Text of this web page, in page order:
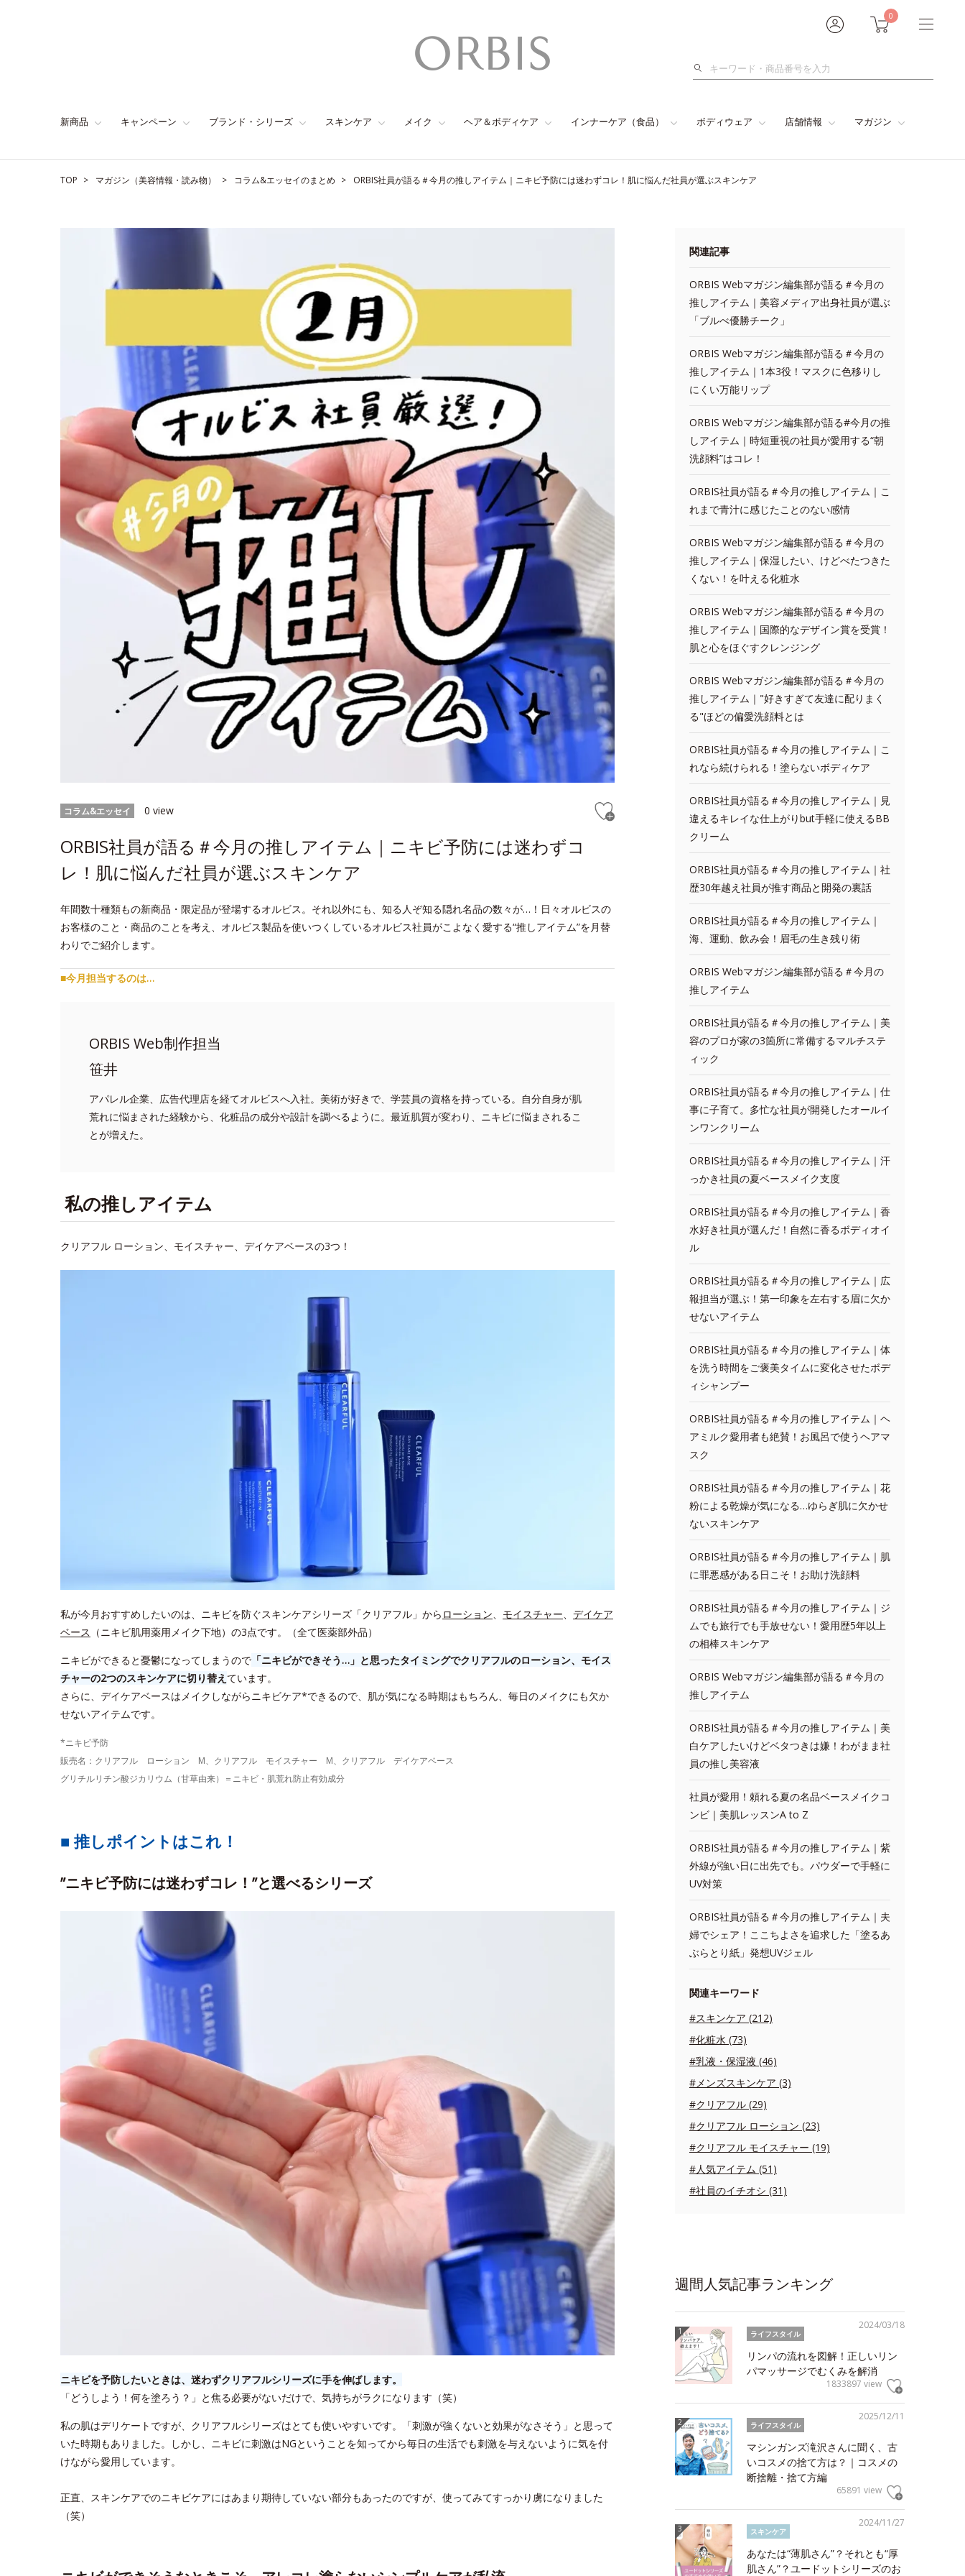
0
検
新商品 キャンペーン ブランド・シリーズ スキンケア メイク ヘア＆ボディケア インナーケア（食品） ボディウェア 店舗情報 マガジン
TOP マガジン（美容情報・読み物） コラム&エッセイのまとめ ORBIS社員が語る＃今月の推しアイテム｜ニキビ予防には迷わずコレ！肌に悩んだ社員が選ぶスキンケア
コラム&エッセイ 0 view
ORBIS社員が語る＃今月の推しアイテム｜ニキビ予防には迷わずコ
レ！肌に悩んだ社員が選ぶスキンケア
年間数十種類もの新商品・限定品が登場するオルビス。それ以外にも、知る人ぞ知る隠れ名品の数々が…！日々オルビスの
お客様のこと・商品のことを考え、オルビス製品を使いつくしているオルビス社員がこよなく愛する“推しアイテム”を月替
わりでご紹介します。
■今月担当するのは…
ORBIS Web制作担当
笹井
アパレル企業、広告代理店を経てオルビスへ入社。美術が好きで、学芸員の資格を持っている。自分自身が肌
荒れに悩まされた経験から、化粧品の成分や設計を調べるように。最近肌質が変わり、ニキビに悩まされるこ
とが増えた。
私の推しアイテム
クリアフル ローション、モイスチャー、デイケアベースの3つ！
私が今月おすすめしたいのは、ニキビを防ぐスキンケアシリーズ「クリアフル」から ローション、 モイスチャー、 デイケア
ベース （ニキビ肌用薬用メイク下地）の3点です。（全て医薬部外品）
ニキビができると憂鬱になってしまうので 「ニキビができそう…」と思ったタイミングでクリアフルのローション、モイス
チャーの2つのスキンケアに切り替え ています。
さらに、デイケアベースはメイクしながらニキビケア*できるので、肌が気になる時期はもちろん、毎日のメイクにも欠か
せないアイテムです。
*ニキビ予防
販売名：クリアフル ローション M、クリアフル モイスチャー M、クリアフル デイケアベース
グリチルリチン酸ジカリウム（甘草由来）＝ニキビ・肌荒れ防止有効成分
■ 推しポイントはこれ！
”ニキビ予防には迷わずコレ！”と選べるシリーズ
ニキビを予防したいときは、迷わずクリアフルシリーズに手を伸ばします。
「どうしよう！何を塗ろう？」と焦る必要がないだけで、気持ちがラクになります（笑）
私の肌はデリケートですが、クリアフルシリーズはとても使いやすいです。「刺激が強くないと効果がなさそう」と思って
いた時期もありました。しかし、ニキビに刺激はNGということを知ってから毎日の生活でも刺激を与えないように気を付
けながら愛用しています。
正直、スキンケアでのニキビケアにはあまり期待していない部分もあったのですが、使ってみてすっかり虜になりました
（笑）
関連記事
ORBIS Webマガジン編集部が語る＃今月の
推しアイテム｜美容メディア出身社員が選ぶ
「ブルべ優勝チーク」
ORBIS Webマガジン編集部が語る＃今月の
推しアイテム｜1本3役！マスクに色移りし
にくい万能リップ
ORBIS Webマガジン編集部が語る#今月の推
しアイテム｜時短重視の社員が愛用する“朝
洗顔料”はコレ！
ORBIS社員が語る＃今月の推しアイテム｜こ
れまで青汁に感じたことのない感情
ORBIS Webマガジン編集部が語る＃今月の
推しアイテム｜保湿したい、けどべたつきた
くない！を叶える化粧水
ORBIS Webマガジン編集部が語る＃今月の
推しアイテム｜国際的なデザイン賞を受賞！
肌と心をほぐすクレンジング
ORBIS Webマガジン編集部が語る＃今月の
推しアイテム｜"好きすぎて友達に配りまく
る"ほどの偏愛洗顔料とは
ORBIS社員が語る＃今月の推しアイテム｜こ
れなら続けられる！塗らないボディケア
ORBIS社員が語る＃今月の推しアイテム｜見
違えるキレイな仕上がりbut手軽に使えるBB
クリーム
ORBIS社員が語る＃今月の推しアイテム｜社
歴30年越え社員が推す商品と開発の裏話
ORBIS社員が語る＃今月の推しアイテム｜
海、運動、飲み会！眉毛の生き残り術
ORBIS Webマガジン編集部が語る＃今月の
推しアイテム
ORBIS社員が語る＃今月の推しアイテム｜美
容のプロが家の3箇所に常備するマルチステ
ィック
ORBIS社員が語る＃今月の推しアイテム｜仕
事に子育て。多忙な社員が開発したオールイ
ンワンクリーム
ORBIS社員が語る＃今月の推しアイテム｜汗
っかき社員の夏ベースメイク支度
ORBIS社員が語る＃今月の推しアイテム｜香
水好き社員が選んだ！自然に香るボディオイ
ル
ORBIS社員が語る＃今月の推しアイテム｜広
報担当が選ぶ！第一印象を左右する眉に欠か
せないアイテム
ORBIS社員が語る＃今月の推しアイテム｜体
を洗う時間をご褒美タイムに変化させたボデ
ィシャンプー
ORBIS社員が語る＃今月の推しアイテム｜ヘ
アミルク愛用者も絶賛！お風呂で使うヘアマ
スク
ORBIS社員が語る＃今月の推しアイテム｜花
粉による乾燥が気になる…ゆらぎ肌に欠かせ
ないスキンケア
ORBIS社員が語る＃今月の推しアイテム｜肌
に罪悪感がある日こそ！お助け洗顔料
ORBIS社員が語る＃今月の推しアイテム｜ジ
ムでも旅行でも手放せない！愛用歴5年以上
の相棒スキンケア
ORBIS Webマガジン編集部が語る＃今月の
推しアイテム
ORBIS社員が語る＃今月の推しアイテム｜美
白ケアしたいけどベタつきは嫌！わがまま社
員の推し美容液
社員が愛用！頼れる夏の名品ベースメイクコ
ンビ｜美肌レッスンA to Z
ORBIS社員が語る＃今月の推しアイテム｜紫
外線が強い日に出先でも。パウダーで手軽に
UV対策
ORBIS社員が語る＃今月の推しアイテム｜夫
婦でシェア！ここちよさを追求した「塗るあ
ぶらとり紙」発想UVジェル
関連キーワード
#スキンケア (212)
#化粧水 (73)
#乳液・保湿液 (46)
#メンズスキンケア (3)
#クリアフル (29)
#クリアフル ローション (23)
#クリアフル モイスチャー (19)
#人気アイテム (51)
#社員のイチオシ (31)
週間人気記事ランキング
2024/03/18
ライフスタイル
リンパの流れを図解！正しいリン
パマッサージでむくみを解消
1833897 view
2025/12/11
ライフスタイル
マシンガンズ滝沢さんに聞く、古
いコスメの捨て方は？｜コスメの
断捨離・捨て方編
65891 view
2024/11/27
スキンケア
あなたは“薄肌さん”？それとも“厚
肌さん”？ユードットシリーズのお